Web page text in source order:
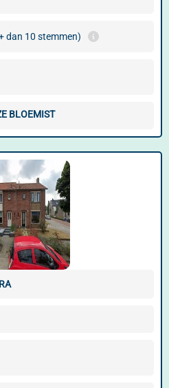
dan 10 stemmen)
BLOEMIST